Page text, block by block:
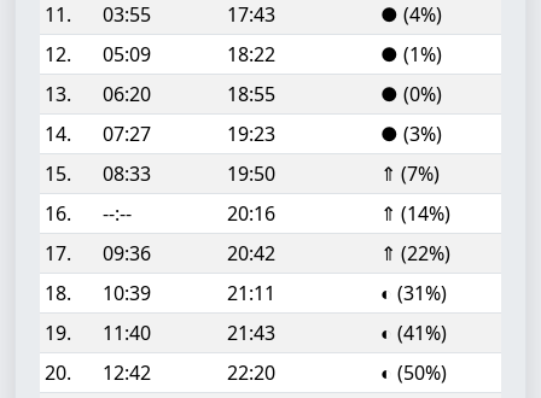
11.
03:55 17:43
● (4%)
12.
05:09 18:22
● (1%)
13.
06:20 18:55
● (0%)
14.
07:27 19:23
● (3%)
15.
08:33 19:50
⇑ (7%)
16.
--:-- 20:16
⇑ (14%)
17.
09:36 20:42
⇑ (22%)
18.
10:39 21:11
◐ (31%)
19.
11:40 21:43
◐ (41%)
20.
12:42 22:20
◐ (50%)